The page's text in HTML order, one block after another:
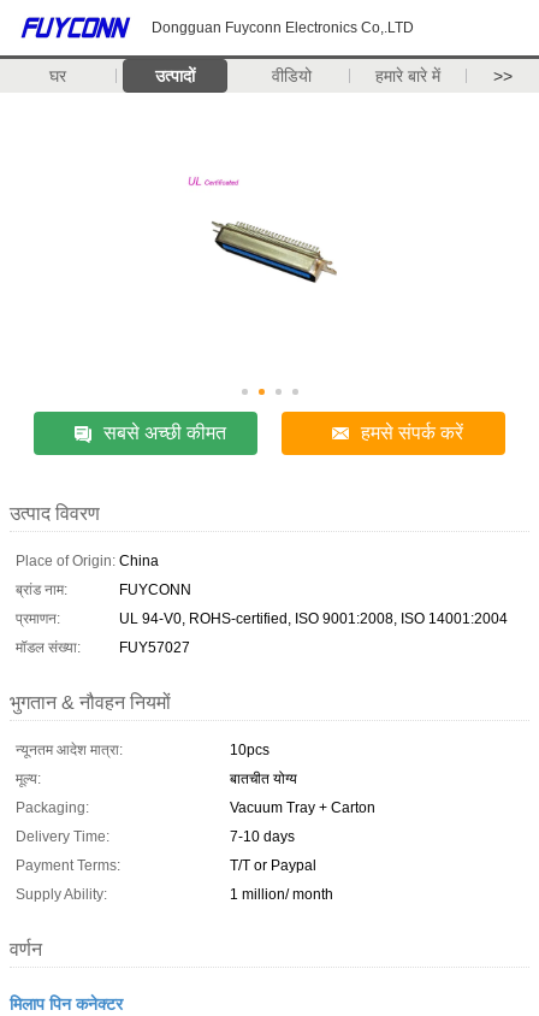
Dongguan Fuyconn Electronics Co,.LTD
घर उत्पादों वीडियो हमारे बारे में >>
सबसे अच्छी कीमत हमसे संपर्क करें
उत्पाद विवरण
Place of Origin: China
ब्रांड नाम:
FUYCONN
प्रमाणन:
UL 94-V0, ROHS-certified, ISO 9001:2008, ISO 14001:2004
मॉडल संख्या:
FUY57027
भुगतान & नौवहन नियमों
न्यूनतम आदेश मात्रा:
10pcs
मूल्य:
बातचीत योग्य
Packaging:
Vacuum Tray + Carton
Delivery Time:
7-10 days
Payment Terms:
T/T or Paypal
Supply Ability:
1 million/ month
वर्णन
मिलाप पिन कनेक्टर